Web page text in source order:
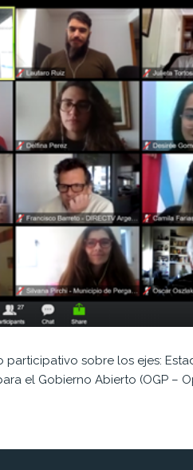
sobre los ejes:
el Gobierno Abierto (OGP –